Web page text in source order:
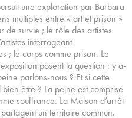
une exploration par Barbara
multiples entre « art et prison »
de survie ; le rôle des artistes
interrogeant
; le corps comme prison. Le
posent la question : y a-
parlons-nous ? Et si cette
être ? La peine est comprise
souffrance. La Maison d’arrêt
un territoire commun.